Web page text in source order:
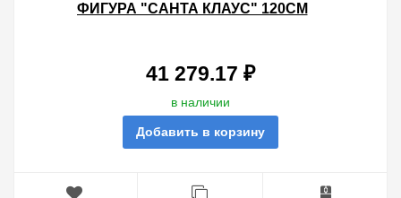
ФИГУРА "САНТА КЛАУС" 120СМ
41 279.17 ₽
в наличии
Добавить в корзину